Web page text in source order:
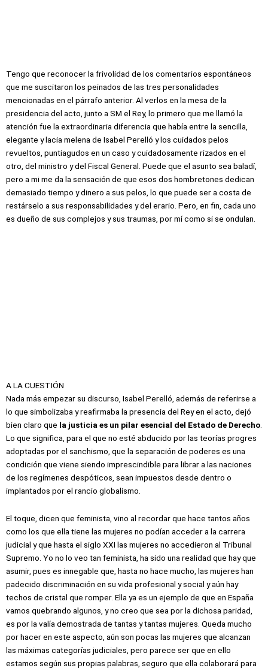
Tengo que reconocer la frivolidad de los comentarios espontáneos
que me suscitaron los peinados de las tres personalidades
mencionadas en el párrafo anterior. Al verlos en la mesa de la
presidencia del acto, junto a SM el Rey, lo primero que me llamó la
atención fue la extraordinaria diferencia que había entre la sencilla,
elegante y lacia melena de Isabel Perelló y los cuidados pelos
revueltos, puntiagudos en un caso y cuidadosamente rizados en el
otro, del ministro y del Fiscal General. Puede que el asunto sea baladí,
pero a mi me da la sensación de que esos dos hombretones dedican
demasiado tiempo y dinero a sus pelos, lo que puede ser a costa de
restárselo a sus responsabilidades y del erario. Pero, en fin, cada uno
es dueño de sus complejos y sus traumas, por mí como si se ondulan.
A LA CUESTIÓN
Nada más empezar su discurso, Isabel Perelló, además de referirse a
lo que simbolizaba y reafirmaba la presencia del Rey en el acto, dejó
bien claro que la justicia es un pilar esencial del Estado de Derecho.
Lo que significa, para el que no esté abducido por las teorías progres
adoptadas por el sanchismo, que la separación de poderes es una
condición que viene siendo imprescindible para librar a las naciones
de los regímenes despóticos, sean impuestos desde dentro o
implantados por el rancio globalismo.
El toque, dicen que feminista, vino al recordar que hace tantos años
como los que ella tiene las mujeres no podían acceder a la carrera
judicial y que hasta el siglo XXI las mujeres no accedieron al Tribunal
Supremo. Yo no lo veo tan feminista, ha sido una realidad que hay que
asumir, pues es innegable que, hasta no hace mucho, las mujeres han
padecido discriminación en su vida profesional y social y aún hay
techos de cristal que romper. Ella ya es un ejemplo de que en España
vamos quebrando algunos, y no creo que sea por la dichosa paridad,
es por la valía demostrada de tantas y tantas mujeres. Queda mucho
por hacer en este aspecto, aún son pocas las mujeres que alcanzan
las máximas categorías judiciales, pero parece ser que en ello
estamos según sus propias palabras, seguro que ella colaborará para